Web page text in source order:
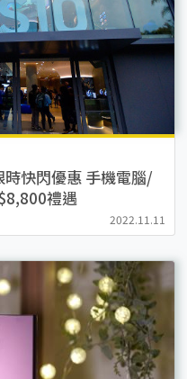
快閃優惠 手機電腦/
禮遇
2022.11.11